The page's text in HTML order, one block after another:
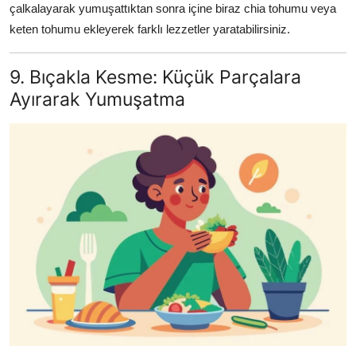
çalkalayarak yumuşattıktan sonra içine biraz chia tohumu veya
keten tohumu ekleyerek farklı lezzetler yaratabilirsiniz.
9. Bıçakla Kesme: Küçük Parçalara
Ayırarak Yumuşatma